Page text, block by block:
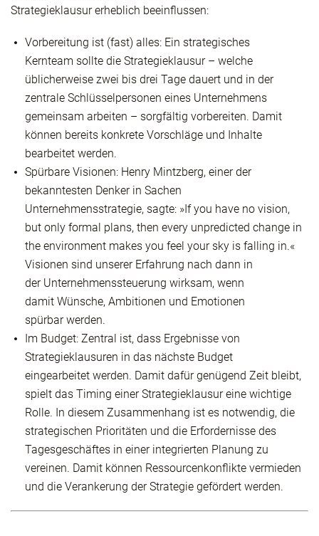
Strategieklausur erheblich beeinflussen:
Vorbereitung ist (fast) alles: Ein strategisches
Kernteam sollte die Strategieklausur – welche
üblicherweise zwei bis drei Tage dauert und in der
zentrale Schlüsselpersonen eines Unternehmens
gemeinsam arbeiten – sorgfältig vorbereiten. Damit
können bereits konkrete Vorschläge und Inhalte
bearbeitet werden.
Spürbare Visionen: Henry Mintzberg, einer der
bekanntesten Denker in Sachen
Unternehmensstrategie, sagte: »If you have no vision,
but only formal plans, then every unpredicted change in
the environment makes you feel your sky is falling in.«
Visionen sind unserer Erfahrung nach dann in
der Unternehmenssteuerung wirksam, wenn
damit Wünsche, Ambitionen und Emotionen
spürbar werden.
Im Budget: Zentral ist, dass Ergebnisse von
Strategieklausuren in das nächste Budget
eingearbeitet werden. Damit dafür genügend Zeit bleibt,
spielt das Timing einer Strategieklausur eine wichtige
Rolle. In diesem Zusammenhang ist es notwendig, die
strategischen Prioritäten und die Erfordernisse des
Tagesgeschäftes in einer integrierten Planung zu
vereinen. Damit können Ressourcenkonflikte vermieden
und die Verankerung der Strategie gefördert werden.